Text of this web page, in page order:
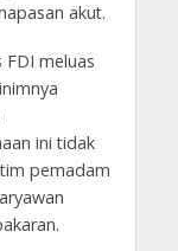
akut.
meluas
ini tidak
pemadam